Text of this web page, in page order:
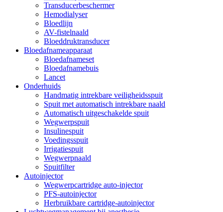
Transducerbeschermer
Hemodialyser
Bloedlijn
AV-fistelnaald
Bloeddruktransducer
Bloedafnameapparaat
Bloedafnameset
Bloedafnamebuis
Lancet
Onderhuids
Handmatig intrekbare veiligheidsspuit
Spuit met automatisch intrekbare naald
Automatisch uitgeschakelde spuit
Wegwerpspuit
Insulinespuit
Voedingsspuit
Irrigatiespuit
Wegwerpnaald
Spuitfilter
Autoinjector
Wegwerpcartridge auto-injector
PFS-autoinjector
Herbruikbare cartridge-autoinjector